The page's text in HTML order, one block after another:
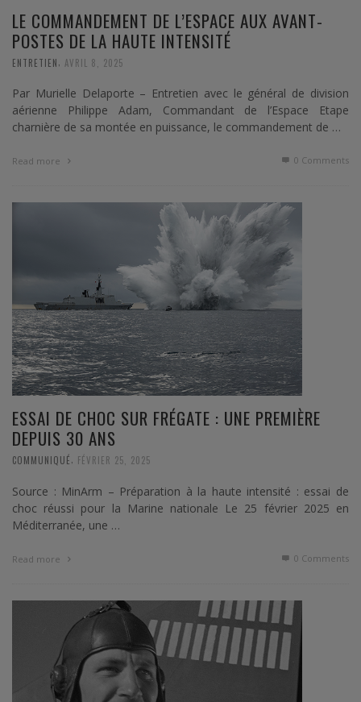
LE COMMANDEMENT DE L’ESPACE AUX AVANT-
POSTES DE LA HAUTE INTENSITÉ
ENTRETIEN AVRIL 8, 2025
Par Murielle Delaporte – Entretien avec le général de division
aérienne Philippe Adam, Commandant de l’Espace Etape
charnière de sa montée en puissance, le commandement de …
Read more 0 Comments
ESSAI DE CHOC SUR FRÉGATE : UNE PREMIÈRE
DEPUIS 30 ANS
COMMUNIQUÉ FÉVRIER 25, 2025
Source : MinArm – Préparation à la haute intensité : essai de
choc réussi pour la Marine nationale Le 25 février 2025 en
Méditerranée, une …
Read more 0 Comments